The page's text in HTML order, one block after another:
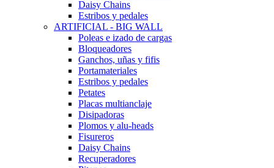
Daisy Chains
Estribos y pedales
ARTIFICIAL - BIG WALL
Poleas e izado de cargas
Bloqueadores
Ganchos, uñas y fifis
Portamateriales
Estribos y pedales
Petates
Placas multianclaje
Disipadoras
Plomos y alu-heads
Fisureros
Daisy Chains
Recuperadores